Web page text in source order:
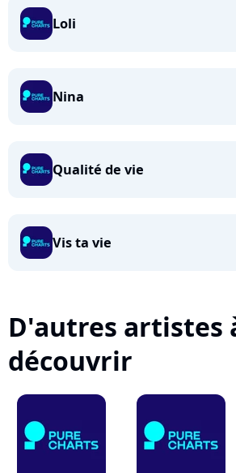
Loli
Nina
Qualité de vie
Vis ta vie
D'autres artistes
découvrir